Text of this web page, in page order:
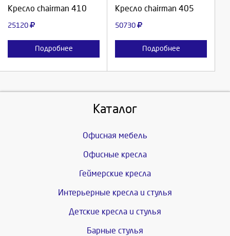
Кресло chairman 410
25120
Подробнее
Кресло chairman 405
50730
Подробнее
Каталог
Офисная мебель
Офисные кресла
Геймерские кресла
Интерьерные кресла и стулья
Детские кресла и стулья
Барные стулья